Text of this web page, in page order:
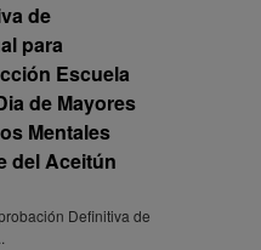
de
para
Escuela
de Mayores
Mentales
del Aceitún
Definitiva de